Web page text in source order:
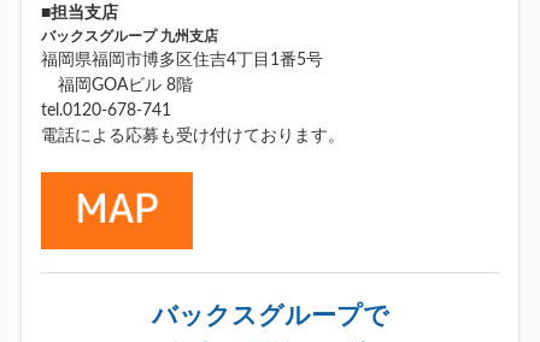
■担当支店
バックスグループ 九州支店
福岡県福岡市博多区住吉4丁目1番5号
福岡GOAビル 8階
tel.0120-678-741
電話による応募も受け付けております。
バックスグループで